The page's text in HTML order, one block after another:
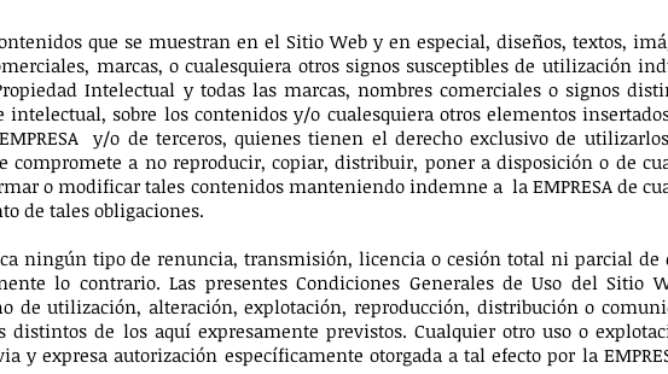
que se muestran en el Sitio Web y en especial, diseños, textos,
marcas, o cualesquiera otros signos susceptibles de utilización
Intelectual y todas las marcas, nombres comerciales o signos
sobre los contenidos y/o cualesquiera otros elementos
y/o de terceros, quienes tienen el derecho exclusivo de
compromete a no reproducir, copiar, distribuir, poner a disposición o de
o modificar tales contenidos manteniendo indemne a la EMPRESA de
de tales obligaciones.
ningún tipo de renuncia, transmisión, licencia o cesión total ni parcial de
lo contrario. Las presentes Condiciones Generales de Uso del Sitio
de utilización, alteración, explotación, reproducción, distribución o
de los aquí expresamente previstos. Cualquier otro uso o
y expresa autorización específicamente otorgada a tal efecto por la